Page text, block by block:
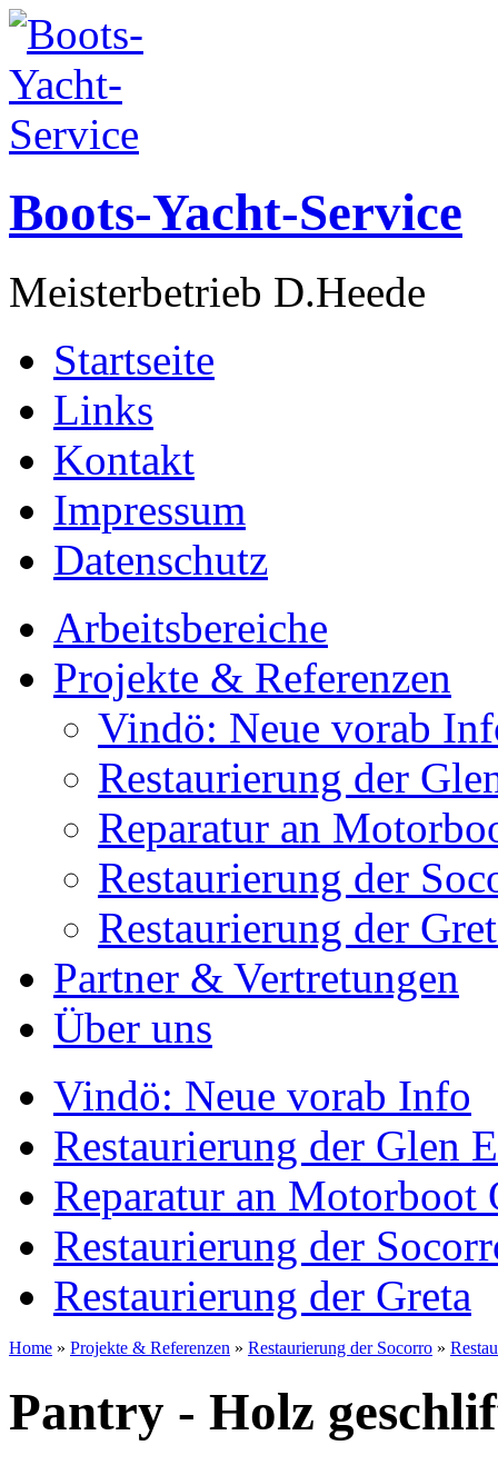
Boots-Yacht-Service
Meisterbetrieb D.Heede
Startseite
Links
Kontakt
Impressum
Datenschutz
Arbeitsbereiche
Projekte & Referenzen
Vindö: Neue vorab
Restaurierung der
Reparatur an
Restaurierung der
Restaurierung der
Partner & Vertretungen
Über uns
Vindö: Neue vorab Info
Restaurierung der Glen
Reparatur an Motorboot
Restaurierung der
Restaurierung der Greta
Home » Projekte & Referenzen » Restaurierung der Socorro »
Pantry - Holz